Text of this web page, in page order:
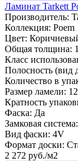
Ламинат Tarkett
Производитель:
Коллекция: Poem
Цвет:
Общая толщина:
Класс
Полосность (вид
Количество в
Размер ламели:
Кратность
Фаска: Да
Замковая система:
Вид фаски: 4V
Формат доски:
2 272 руб./м2